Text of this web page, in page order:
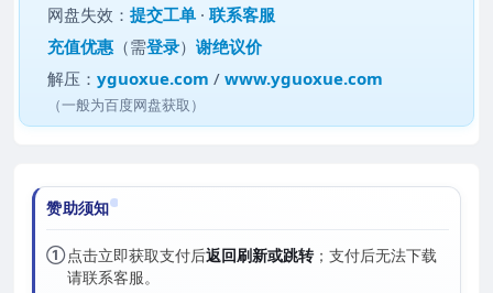
网盘失效：提交工单 ·联系客服
充值优惠 （需登录）谢绝议价
解压：yguoxue.com /www.yguoxue.com
（一般为百度网盘获取）
赞助须知
①点击立即获取支付后返回刷新或跳转；支付后无法下载
请联系客服。